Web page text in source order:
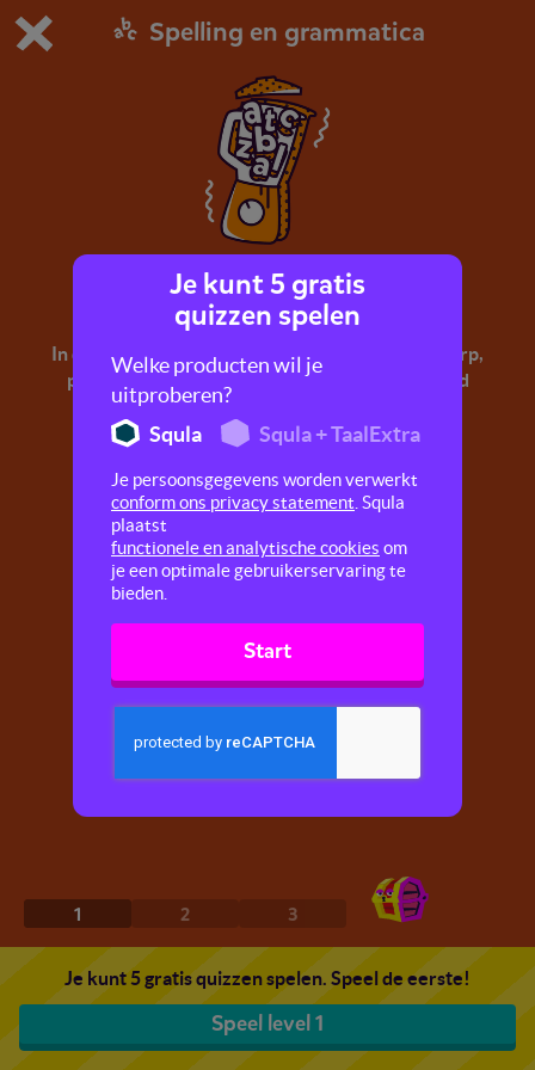
Dit is de gratis demo van Squla.
Bestel nu
0
Spelling en grammatica
Zinsdelen mix 2
In deze quiz leer je de zinsdelen als het onderwerp,
persoonsvorm, lijdend voorwerp, meewerkend
voorwerp, bepaling van tijd en plaats.
1 2 3
Je kunt 5 gratis quizzen spelen. Speel de eerste!
Speel level 1
Je kunt 5 gratis
quizzen spelen
Welke producten wil je
uitproberen?
Squla
Squla + TaalExtra
Je persoonsgegevens worden verwerkt
conform ons privacy statement . Squla
plaatst
functionele en analytische cookies om
je een optimale gebruikerservaring te
bieden.
Start